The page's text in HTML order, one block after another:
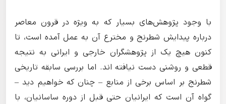
با وجود پژوهش‌های بسیار که به ویژه در قرون معاصر
درباره پیدایش شطرنج و مخترع آن به عمل آمده است، تا
کنون هیچ یک از پژوهشگران خارجی و ایرانی به نتیجه
قطعی و روشنی دست نیافته اند. اما بررسی سابقه تاریخی
شطرنج بر اساس برخی از منابع – چنان که خواهیم دید –
گواه آن است که ایرانیان حتی قبل از دوره ساسانیان، با